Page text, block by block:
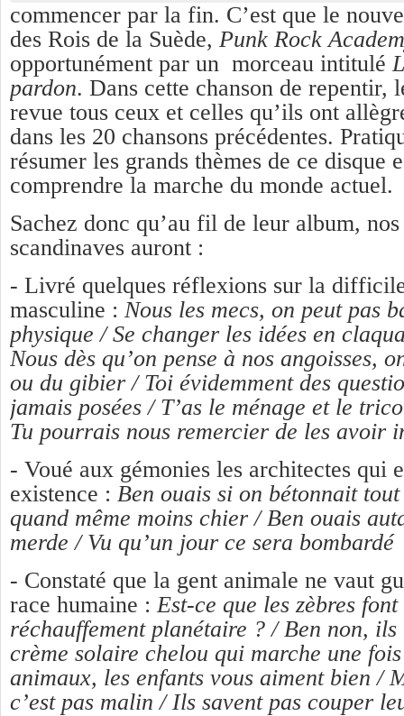
commencer par la fin. C’est que le
des Rois de la Suède, Punk Rock
opportunément par un morceau intitulé
pardon. Dans cette chanson de repentir,
revue tous ceux et celles qu’ils ont
dans les 20 chansons précédentes.
résumer les grands thèmes de ce disque
comprendre la marche du monde actuel.
Sachez donc qu’au fil de leur album,
scandinaves auront :
- Livré quelques réflexions sur la
masculine : Nous les mecs, on peut pas
physique / Se changer les idées en
Nous dès qu’on pense à nos angoisses,
ou du gibier / Toi évidemment des
jamais posées / T’as le ménage et le
Tu pourrais nous remercier de les avoir
- Voué aux gémonies les architectes qui
existence : Ben ouais si on bétonnait
quand même moins chier / Ben ouais
merde / Vu qu’un jour ce sera bombardé
- Constaté que la gent animale ne vaut
race humaine : Est-ce que les zèbres
réchauffement planétaire ? / Ben non,
crème solaire chelou qui marche une
animaux, les enfants vous aiment bien /
c’est pas malin / Ils savent pas couper